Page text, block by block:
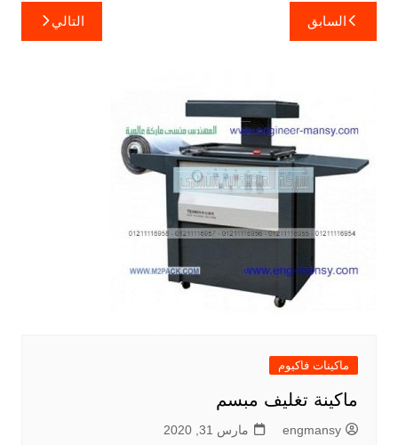
تصفّح
المقالات
السابق التالي
ماكينات فاكيوم
ماكينة تغليف مبسم
engmansy مارس 31, 2020